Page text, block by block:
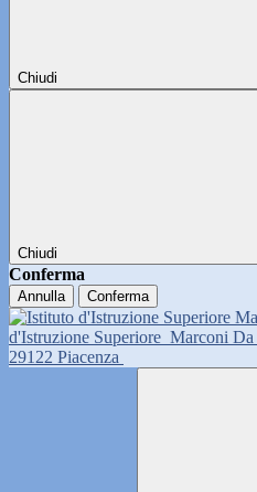
Chiudi
Chiudi
Conferma
Annulla Conferma
d'Istruzione Superiore Marconi
29122 Piacenza